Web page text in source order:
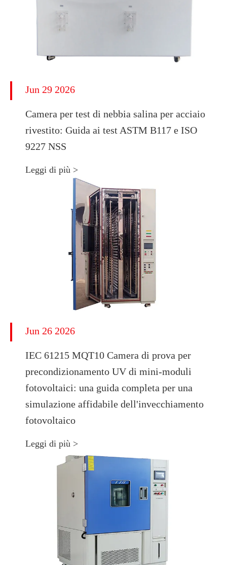
Jun 29 2026
Camera per test di nebbia salina per acciaio
rivestito: Guida ai test ASTM B117 e ISO
9227 NSS
Leggi di più >
Jun 26 2026
IEC 61215 MQT10 Camera di prova per
precondizionamento UV di mini-moduli
fotovoltaici: una guida completa per una
simulazione affidabile dell'invecchiamento
fotovoltaico
Leggi di più >